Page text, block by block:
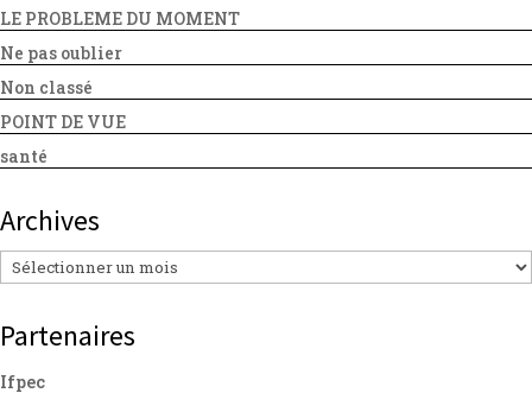
LE PROBLEME DU MOMENT
Ne pas oublier
Non classé
POINT DE VUE
santé
Archives
Archives
Partenaires
Ifpec